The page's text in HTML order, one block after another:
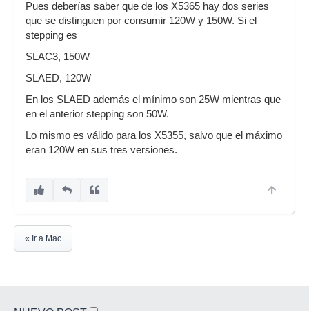
Pues deberías saber que de los X5365 hay dos series
que se distinguen por consumir 120W y 150W. Si el
stepping es
SLAC3, 150W
SLAED, 120W
En los SLAED además el mínimo son 25W mientras que
en el anterior stepping son 50W.
Lo mismo es válido para los X5355, salvo que el máximo
eran 120W en sus tres versiones.
« Ir a Mac